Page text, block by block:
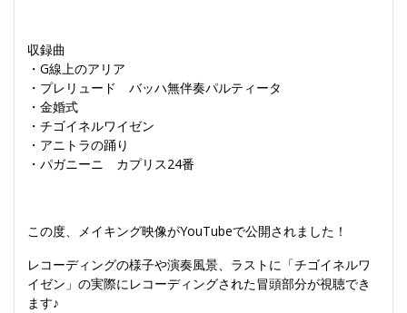
収録曲
・G線上のアリア
・プレリュード バッハ無伴奏パルティータ
・金婚式
・チゴイネルワイゼン
・アニトラの踊り
・パガニーニ カプリス24番
この度、メイキング映像がYouTubeで公開されました！
レコーディングの様子や演奏風景、ラストに「チゴイネルワ
イゼン」の実際にレコーディングされた冒頭部分が視聴でき
ます♪